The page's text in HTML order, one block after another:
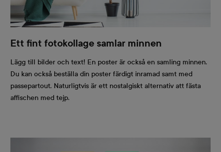
Ett fint fotokollage samlar minnen
Lägg till bilder och text! En poster är också en samling minnen.
Du kan också beställa din poster färdigt inramad samt med
passepartout. Naturligtvis är ett nostalgiskt alternativ att fästa
affischen med tejp.